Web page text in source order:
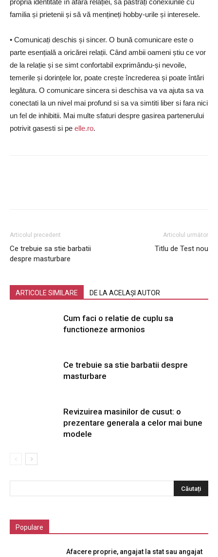
propria identitate în afara relației, să păstrați conexiunile cu
familia și prietenii și să vă mențineți hobby-urile și interesele.
• Comunicați deschis și sincer. O bună comunicare este o
parte esențială a oricărei relații. Când ambii oameni știu ce vor
de la relație și se simt confortabil exprimându-și nevoile,
temerile și dorințele lor, poate crește încrederea și poate întări
legătura. O comunicare sincera si deschisa va va ajuta sa va
conectati la un nivel mai profund si sa va simtiti liber si fara nici
un fel de inhibitii. Mai multe sfaturi despre gasirea partenerului
potrivit gasesti si pe elle.ro.
Articolul precedent
Ce trebuie sa stie barbatii
despre masturbare
Articolul următor
Titlu de Test nou
ARTICOLE SIMILARE DE LA ACELAȘI AUTOR
Cum faci o relatie de cuplu sa
functioneze armonios
Ce trebuie sa stie barbatii despre
masturbare
Revizuirea masinilor de cusut: o
prezentare generala a celor mai bune
modele
Populare
Afacere proprie, angajat la stat sau angajat